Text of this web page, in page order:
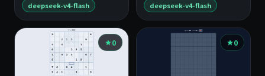
deepseek-v4-flash deepseek-v4-flash
0 0